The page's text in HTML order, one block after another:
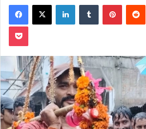
email
Facebook
X LinkedInTumblr Pinterest
Pocket